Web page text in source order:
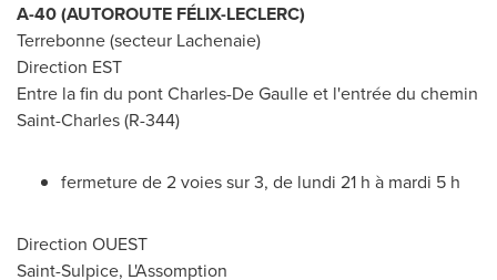
A-40 (AUTOROUTE FÉLIX-LECLERC)
Terrebonne(secteur Lachenaie)
Direction EST
Entre la fin du pontCharles-De Gaulleet l'entrée du chemin
Saint-Charles(R-344)
fermeture de 2 voies sur 3, de lundi 21 h à mardi 5 h
Direction OUEST
Saint-Sulpice, L'Assomption